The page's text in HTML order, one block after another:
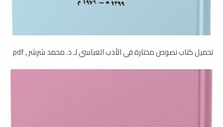
تحميل كتاب نصوص مختارة في الأدب العباسي لـ د. محمد شرشر , pdf